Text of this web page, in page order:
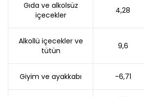
Gıda ve alkolsüz
içecekler
4,28
Alkollü içecekler ve
tütün
9,6
Giyim ve ayakkabı -6,71